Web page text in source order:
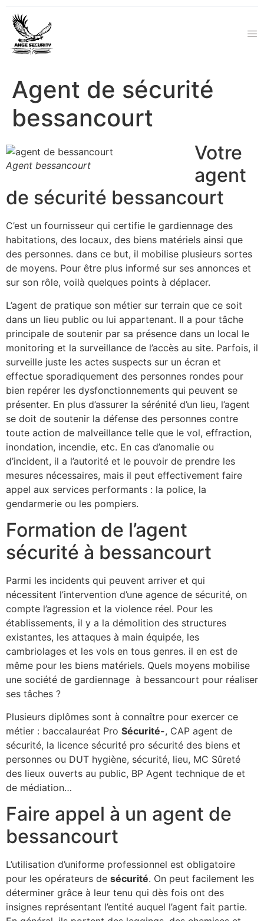
Agent de sécurité
bessancourt
Agent bessancourt
Votre
agent
de sécurité bessancourt
C’est un fournisseur qui certifie le gardiennage des
habitations, des locaux, des biens matériels ainsi que
des personnes. dans ce but, il mobilise plusieurs sortes
de moyens. Pour être plus informé sur ses annonces et
sur son rôle, voilà quelques points à déplacer.
L’agent de pratique son métier sur terrain que ce soit
dans un lieu public ou lui appartenant. Il a pour tâche
principale de soutenir par sa présence dans un local le
monitoring et la surveillance de l’accès au site. Parfois, il
surveille juste les actes suspects sur un écran et
effectue sporadiquement des personnes rondes pour
bien repérer les dysfonctionnements qui peuvent se
présenter. En plus d’assurer la sérénité d’un lieu, l’agent
se doit de soutenir la défense des personnes contre
toute action de malveillance telle que le vol, effraction,
inondation, incendie, etc. En cas d’anomalie ou
d’incident, il a l’autorité et le pouvoir de prendre les
mesures nécessaires, mais il peut effectivement faire
appel aux services performants : la police, la
gendarmerie ou les pompiers.
Formation de l’agent
sécurité à bessancourt
Parmi les incidents qui peuvent arriver et qui
nécessitent l’intervention d’une agence de sécurité, on
compte l’agression et la violence réel. Pour les
établissements, il y a la démolition des structures
existantes, les attaques à main équipée, les
cambriolages et les vols en tous genres. il en est de
même pour les biens matériels. Quels moyens mobilise
une société de gardiennage à bessancourt pour réaliser
ses tâches ?
Plusieurs diplômes sont à connaître pour exercer ce
métier : baccalauréat Pro Sécurité-, CAP agent de
sécurité, la licence sécurité pro sécurité des biens et
personnes ou DUT hygiène, sécurité, lieu, MC Sûreté
des lieux ouverts au public, BP Agent technique de et
de médiation…
Faire appel à un agent de
bessancourt
L’utilisation d’uniforme professionnel est obligatoire
pour les opérateurs de sécurité. On peut facilement les
déterminer grâce à leur tenu qui dès fois ont des
insignes représentant l’entité auquel l’agent fait partie.